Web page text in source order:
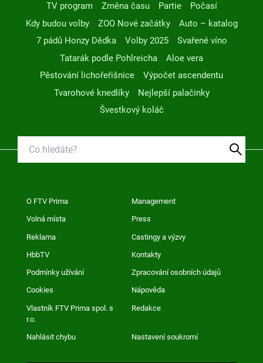
TV program
Změna času Partie
Počasí
Kdy budou volby
ZOO Nové začátky
Auto – katalog
7 pádů Honzy Dědka
Volby 2025
Svařené víno
Tatarák podle Pohlreicha
Aloe vera
Pěstování lichořeřišnice
Výpočet ascendentu
Tvarohové knedlíky
Nejlepší palačinky
Švestkový koláč
O FTV Prima Management
Volná místa Press
Reklama Castingy a výzvy
HbbTV Kontakty
Podmínky užívání Zpracování osobních údajů
Cookies Nápověda
Vlastník FTV Prima spol. s
r.o.
Redakce
Nahlásit chybu Nastavení soukromí